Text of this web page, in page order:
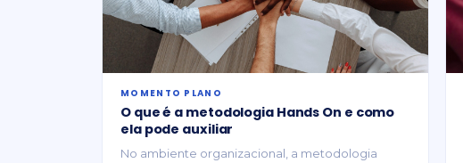
MOMENTO PLANO
O que é a metodologia Hands On e como
ela pode auxiliar
No ambiente organizacional, a metodologia